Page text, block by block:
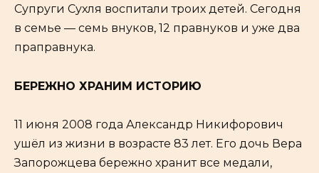
Супруги Сухля воспитали троих детей. Сегодня
в семье — семь внуков, 12 правнуков и уже два
праправнука.
БЕРЕЖНО ХРАНИМ ИСТОРИЮ
11 июня 2008 года Александр Никифорович
ушёл из жизни в возрасте 83 лет. Его дочь Вера
Запорожцева бережно хранит все медали,